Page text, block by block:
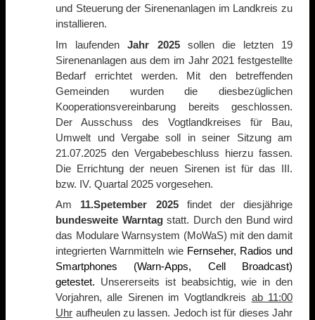
und Steuerung der Sirenenanlagen im Landkreis zu
installieren.
Im laufendenJahr 2025sollen die letzten 19
Sirenenanlagen aus dem im Jahr 2021 festgestellte
Bedarf errichtet werden. Mit den betreffenden
Gemeinden wurden die diesbezüglichen
Kooperationsvereinbarung bereits geschlossen.
Der Ausschuss des Vogtlandkreises für Bau,
Umwelt und Vergabe soll in seiner Sitzung am
21.07.2025 den Vergabebeschluss hierzu fassen.
Die Errichtung der neuen Sirenen ist für das III.
bzw. IV. Quartal 2025 vorgesehen.
Am 11.Spetember 2025findet der diesjährige
bundesweite Warntagstatt. Durch den Bund wird
das Modulare Warnsystem (MoWaS) mit den damit
integrierten Warnmitteln wie Fernseher, Radios und
Smartphones (Warn-Apps, Cell Broadcast)
getestet. Unsererseits ist beabsichtig, wie in den
Vorjahren, alle Sirenen im Vogtlandkreis ab 11:00
Uhr aufheulen zu lassen. Jedoch ist für dieses Jahr